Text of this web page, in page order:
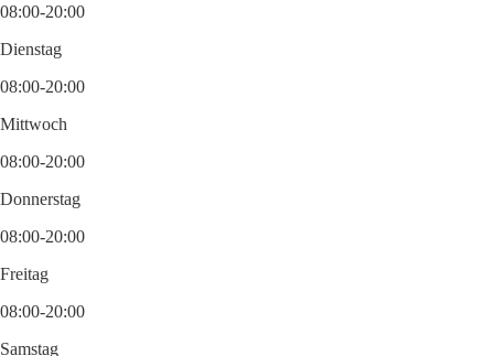
08:00-20:00
Dienstag
08:00-20:00
Mittwoch
08:00-20:00
Donnerstag
08:00-20:00
Freitag
08:00-20:00
Samstag